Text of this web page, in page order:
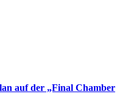
auf der „Final Chamber